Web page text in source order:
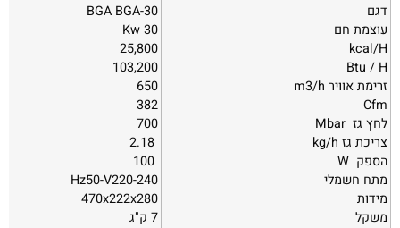
דגם
עוצמת חם
kcal/H
Btu / H
זרימת אוויר m3/h
Cfm
לחץ גז Mbar
צריכת גז kg/h
הספק W
מתח חשמלי
מידות
משקל
BGA BGA-30
30
Kw
25,800
103,200
650
382
700
220-240
V
-50
Hz
470x222x280
7 ק"ג